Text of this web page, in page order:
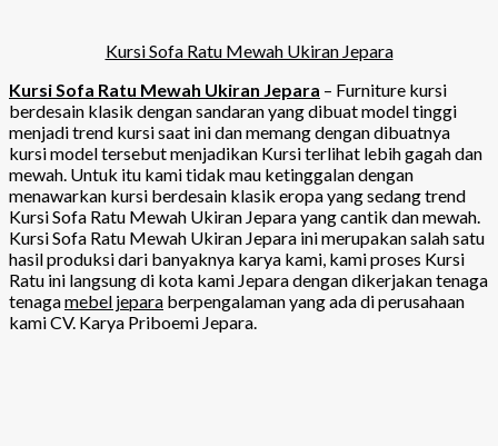
Kursi Sofa Ratu Mewah Ukiran Jepara
Kursi Sofa Ratu Mewah Ukiran Jepara – Furniture kursi
berdesain klasik dengan sandaran yang dibuat model tinggi
menjadi trend kursi saat ini dan memang dengan dibuatnya
kursi model tersebut menjadikan Kursi terlihat lebih gagah dan
mewah. Untuk itu kami tidak mau ketinggalan dengan
menawarkan kursi berdesain klasik eropa yang sedang trend
Kursi Sofa Ratu Mewah Ukiran Jepara yang cantik dan mewah.
Kursi Sofa Ratu Mewah Ukiran Jepara ini merupakan salah satu
hasil produksi dari banyaknya karya kami, kami proses Kursi
Ratu ini langsung di kota kami Jepara dengan dikerjakan tenaga
tenagamebel jepara berpengalaman yang ada di perusahaan
kami CV. Karya Priboemi Jepara.